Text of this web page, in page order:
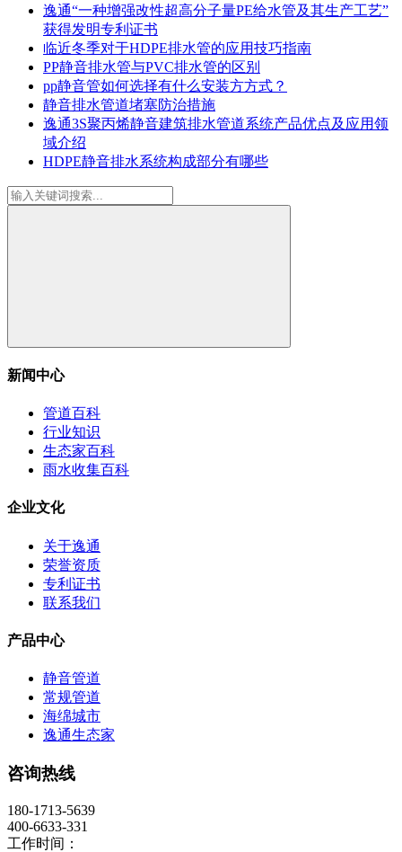
逸通“一种增强改性超高分子量PE给水管及其生产工艺”
获得发明专利证书
临近冬季对于HDPE排水管的应用技巧指南
PP静音排水管与PVC排水管的区别
pp静音管如何选择有什么安装方方式？
静音排水管道堵塞防治措施
逸通3S聚丙烯静音建筑排水管道系统产品优点及应用领
域介绍
HDPE静音排水系统构成部分有哪些
新闻中心
管道百科
行业知识
生态家百科
雨水收集百科
企业文化
关于逸通
荣誉资质
专利证书
联系我们
产品中心
静音管道
常规管道
海绵城市
逸通生态家
咨询热线
180-1713-5639
400-6633-331
工作时间：